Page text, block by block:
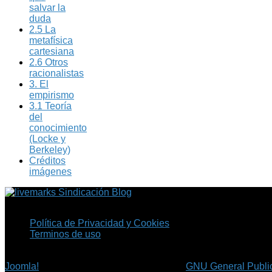
salvar la
duda
2.5 La
metafísica
cartesiana
2.6 Otros
racionalistas
3. El
empirismo
3.1 Teoría
del
conocimiento
(Locke y
Berkeley)
Créditos
imágenes
Sindicación Blog
Política de Privacidad y Cookies
Terminos de uso
Joomla!
GNU General